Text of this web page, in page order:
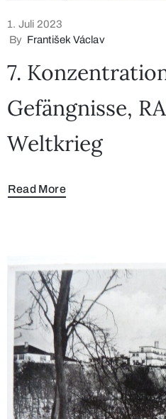
1. Juli 2023
By František Václav
7.
Gefängnisse,
Weltkrieg
Read More